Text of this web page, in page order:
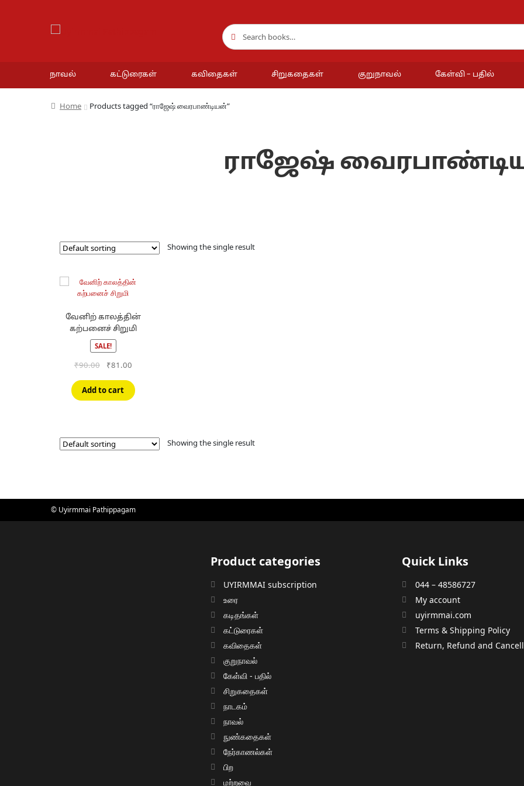
Search
for:
Search
நாவல் கட்டுரைகள் கவிதைகள் சிறுகதைகள் குறுநாவல் கேள்வி – பதில்
Home Products tagged “ராஜேஷ் வைரபாண்டியன்”
ராஜேஷ்
Showing the single result
வேனிற் காலத்தின்
கற்பனைச் சிறுமி
SALE!
₹90.00
Original
was:
₹90.00.
₹81.00Current
is:
₹81.00.
Add to cart
Showing the single result
© Uyirmmai Pathippagam
Product categories
UYIRMMAI subscription
உரை
கடிதங்கள்
கட்டுரைகள்
கவிதைகள்
குறுநாவல்
கேள்வி - பதில்
சிறுகதைகள்
நாடகம்
நாவல்
நுண்கதைகள்
நேர்காணல்கள்
பிற
மற்றவை
Quick Links
044 – 48586727
My account
uyirmmai.com
Terms & Shipping Policy
Return, Refund and